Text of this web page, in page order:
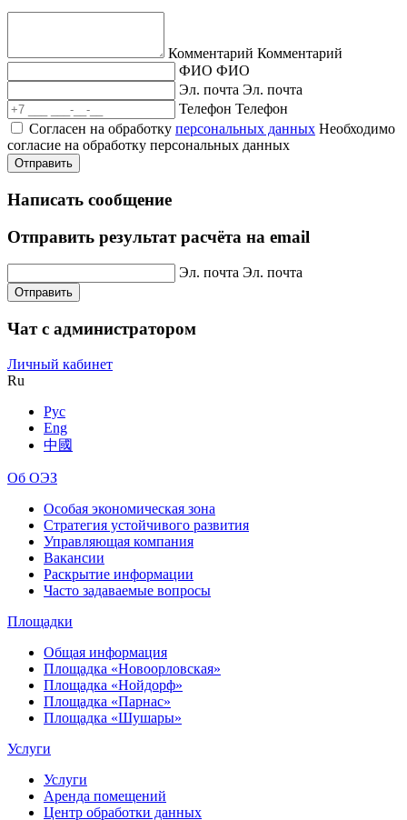
Комментарий Комментарий
ФИО ФИО
Эл. почта Эл. почта
Телефон Телефон
Согласен на обработку персональных данных Необходимо
согласие на обработку персональных данных
Отправить
Написать сообщение
Отправить результат расчёта на email
Эл. почта Эл. почта
Отправить
Чат с администратором
Личный кабинет
Ru
Рус
Eng
中國
Об ОЭЗ
Особая экономическая зона
Стратегия устойчивого развития
Управляющая компания
Вакансии
Раскрытие информации
Часто задаваемые вопросы
Площадки
Общая информация
Площадка «Новоорловская»
Площадка «Нойдорф»
Площадка «Парнас»
Площадка «Шушары»
Услуги
Услуги
Аренда помещений
Центр обработки данных